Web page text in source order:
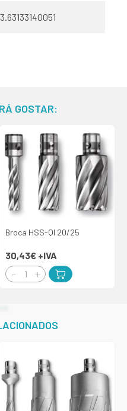
GOSTAR:
Broca HSS-QI 20/25
30,43€ +IVA